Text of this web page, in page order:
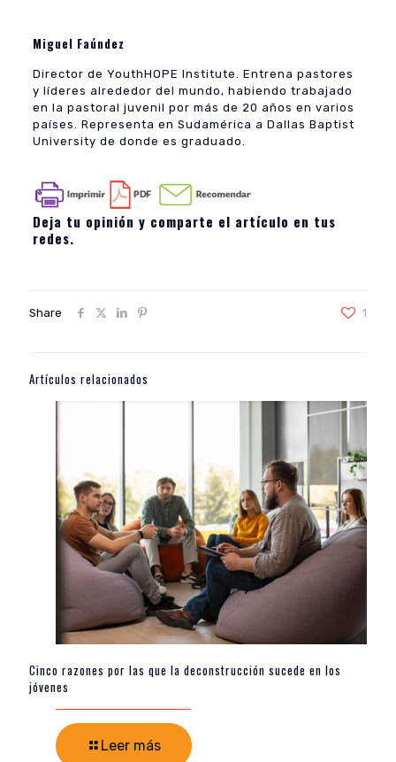
Miguel Faúndez
Director de YouthHOPE Institute. Entrena pastores
y líderes alrededor del mundo, habiendo trabajado
en la pastoral juvenil por más de 20 años en varios
países. Representa en Sudamérica a Dallas Baptist
University de donde es graduado.
Deja tu opinión y comparte el artículo en tus
redes.
Share 1
Artículos relacionados
Cinco razones por las que la deconstrucción sucede en los
jóvenes
Leer más